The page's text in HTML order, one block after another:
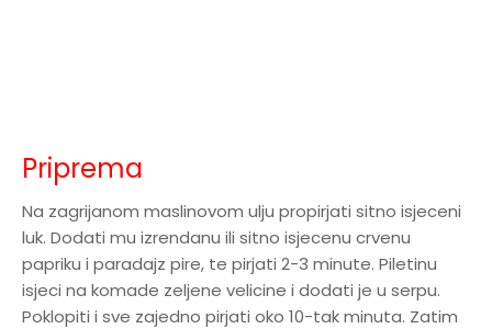
Priprema
Na zagrijanom maslinovom ulju propirjati sitno isjeceni
luk. Dodati mu izrendanu ili sitno isjecenu crvenu
papriku i paradajz pire, te pirjati 2-3 minute. Piletinu
isjeci na komade zeljene velicine i dodati je u serpu.
Poklopiti i sve zajedno pirjati oko 10-tak minuta. Zatim